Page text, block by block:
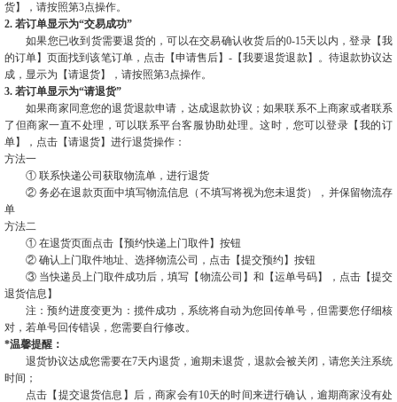
货】，请按照第3点操作。
2. 若订单显示为“交易成功”
如果您已收到货需要退货的，可以在交易确认收货后的0-15天以内，登录【我
的订单】页面找到该笔订单，点击【申请售后】-【我要退货退款】。待退款协议达
成，显示为【请退货】，请按照第3点操作。
3. 若订单显示为“请退货”
如果商家 同意您的退货退款申请，达成退款协议；如果联系不上商家或者联系
了但商家一直不处理，可以联系平台客服协助处理。这时，您可以登录【我的订
单】，点击【请退货】进行退货操作：
方法一
① 联系快递公司获取物流单，进行退货
② 务必在退款页面中填写物流信息（不填写将视为您未退货），并保留物流存
单
方法二
① 在退货页面点击【预约快递上门取件】按钮
② 确认上门取件地址、选择物流公司，点击【提交预约】按钮
③ 当快递员上门取件成功后，填写【物流公司】和【运单号码】，点击【提交
退货信息】
注：预约进度变更为：揽件成功，系统将自动为您回传单号，但需要您仔细核
对，若单号回传错误，您需要自行修改。
*温馨提醒：
退货协议达成您需要在7天内退货，逾期未退货，退款会被关闭，请您关注系统
时间；
点击【提交退货信息】后，商家会有10天的时间来进行确认，逾期商家没有处